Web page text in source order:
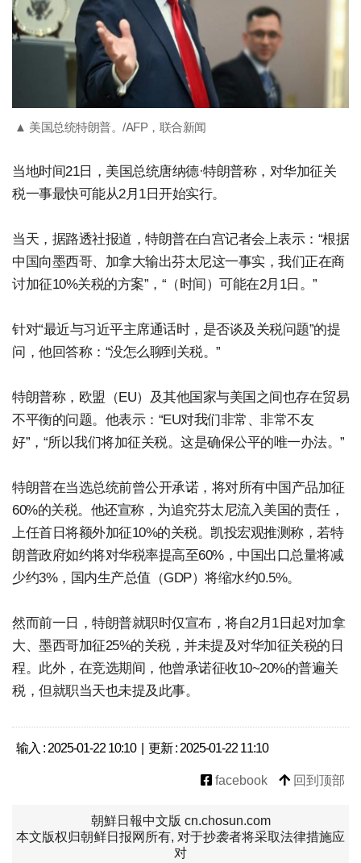
▲ 美国总统特朗普。/AFP，联合新闻
当地时间21日，美国总统唐纳德·特朗普称，对华加征关
税一事最快可能从2月1日开始实行。
当天，据路透社报道，特朗普在白宫记者会上表示：“根据
中国向墨西哥、加拿大输出芬太尼这一事实，我们正在商
讨加征10%关税的方案”，“（时间）可能在2月1日。”
针对“最近与习近平主席通话时，是否谈及关税问题”的提
问，他回答称：“没怎么聊到关税。”
特朗普称，欧盟（EU）及其他国家与美国之间也存在贸易
不平衡的问题。他表示：“EU对我们非常、非常不友
好”，“所以我们将加征关税。这是确保公平的唯一办法。”
特朗普在当选总统前曾公开承诺，将对所有中国产品加征
60%的关税。他还宣称，为追究芬太尼流入美国的责任，
上任首日将额外加征10%的关税。凯投宏观推测称，若特
朗普政府如约将对华税率提高至60%，中国出口总量将减
少约3%，国内生产总值（GDP）将缩水约0.5%。
然而前一日，特朗普就职时仅宣布，将自2月1日起对加拿
大、墨西哥加征25%的关税，并未提及对华加征关税的日
程。此外，在竞选期间，他曾承诺征收10~20%的普遍关
税，但就职当天也未提及此事。
输入 : 2025-01-22 10:10 | 更新 : 2025-01-22 11:10
facebook 回到顶部
朝鮮日報中文版 cn.chosun.com
本文版权归朝鲜日报网所有, 对于抄袭者将采取法律措施应
对